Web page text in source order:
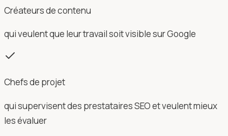
Créateurs de contenu
qui veulent que leur travail soit visible sur Google
Chefs de projet
qui supervisent des prestataires SEO et veulent mieux
les évaluer